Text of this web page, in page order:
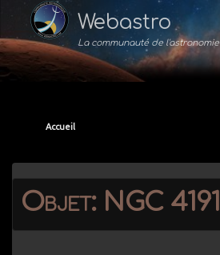
Webastro
La communauté de l'astronomie
Accueil
Objet: NGC 4191